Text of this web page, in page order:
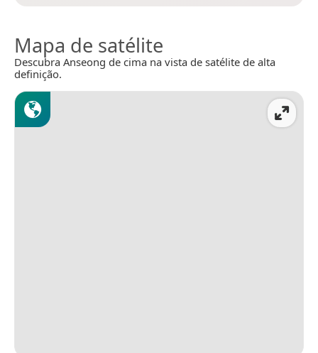
Mapa de satélite
Descubra Anseong de cima na vista de satélite de alta
definição.